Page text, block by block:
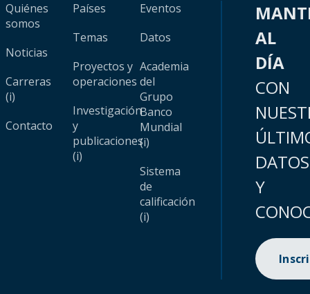
Quiénes
somos
Noticias
Carreras
(i)
Contacto
Países
Temas
Proyectos y
operaciones
Investigación
y
publicaciones
(i)
Eventos
Datos
Academia
del
Grupo
Banco
Mundial
(i)
Sistema
de
calificación
(i)
AL
DÍA
CON
DATOS
Y